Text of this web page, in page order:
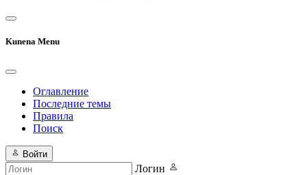
Kunena Menu
Оглавление
Последние темы
Правила
Поиск
Войти
Логин